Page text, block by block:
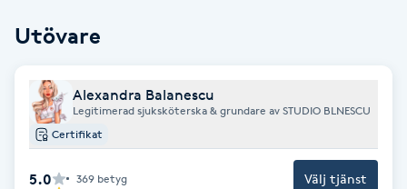
Fransfärgning
Utövare
Alexandra Balanescu
Legitimerad sjuksköterska & grundare av STUDIO BLNESCU
Certifikat
5.0 369 betyg Välj tjänst